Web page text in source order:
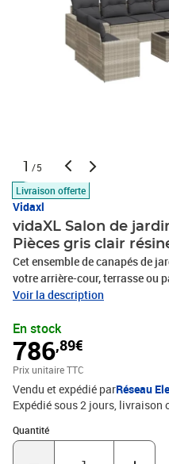
1 /5
Livraison offerte
Vidaxl
vidaXL Salon de
Pièces gris clair
Cet ensemble de canapés de
votre arrière-cour, terrasse ou
et accueillant pour discuter
la résine tressée, également
un matériau synthétique solide
ressemble au rotin naturel. Il
couramment utilisé pour les
durabilité et de ses propriétés
intempéries.Fonction de
chaque siège de jardin dispose
l'assise, complété par un sac
Voir la description
En stock
786,89€
Prix unitaire TTC
Vendu et expédié parRéseau
Expédié sous 2 jours livraison
Quantité
Quantité : 1